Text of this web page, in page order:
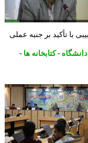
تأکید بر جنبه عملی
-کتابخانه ها-